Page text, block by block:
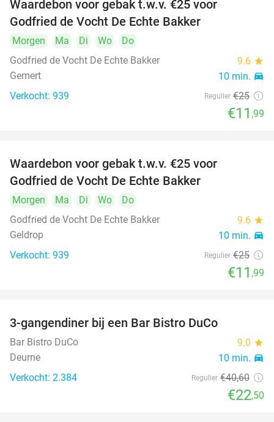
Waardebon voor gebak t.w.v. €25 voor
Godfried de Vocht De Echte Bakker
Morgen Ma Di Wo
Do
Godfried de Vocht De Echte Bakker
9.6 star
Gemert 10 min. directions_car
Verkocht: 939 Regulier €25
€11 ,99
Waardebon voor gebak t.w.v. €25 voor
Godfried de Vocht De Echte Bakker
Morgen Ma Di Wo
Do
Godfried de Vocht De Echte Bakker
9.6 star
Geldrop 10 min. directions_car
Verkocht: 939 Regulier €25
€11 ,99
3-gangendiner bij een Bar Bistro DuCo
Bar Bistro DuCo 9.0 star
Deurne 10 min. directions_car
Verkocht: 2.384 Regulier €40,60
€22,50